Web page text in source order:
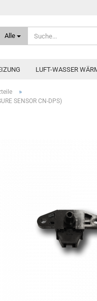
Alle
LUFT-WASSER
»
SENSOR CN-DPS)